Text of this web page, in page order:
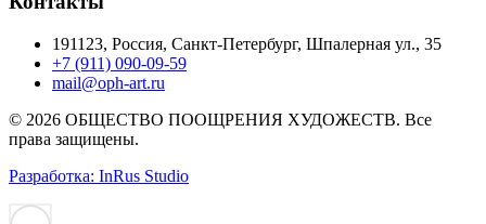
191123, Россия, Санкт-Петербург, Шпалерная ул., 35
+7 (911) 090-09-59
mail@oph-art.ru
© 2026 ОБЩЕСТВО ПООЩРЕНИЯ ХУДОЖЕСТВ. Все
права защищены.
Разработка: InRus Studio